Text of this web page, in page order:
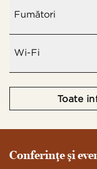
Fumători
Wi-Fi
Toate
Conferinţe şi